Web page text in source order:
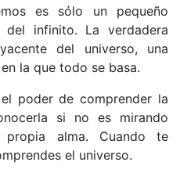
es sólo un pequeño
infinito. La verdadera
del universo, una
la que todo se basa.
poder de comprender la
si no es mirando
alma. Cuando te
el universo.